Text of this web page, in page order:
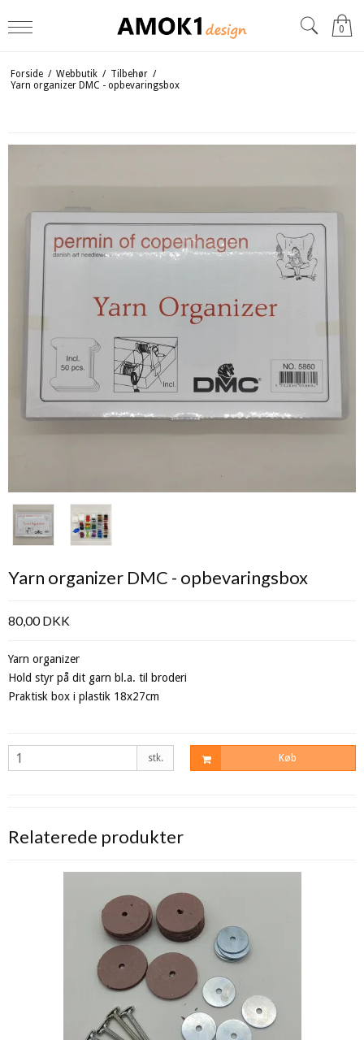
0
Forside / Webbutik / Tilbehør /
Yarn organizer DMC - opbevaringsbox
Yarn organizer DMC - opbevaringsbox
80,00 DKK
Yarn organizer
Hold styr på dit garn bl.a. til broderi
Praktisk box i plastik 18x27cm
stk. Køb
Relaterede produkter